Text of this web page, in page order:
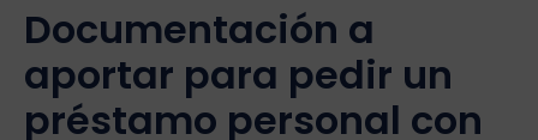
Documentación a
aportar para pedir un
préstamo personal con